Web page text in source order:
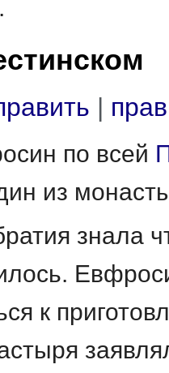
|
по всей
из
знала
к